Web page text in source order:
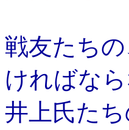
戦友たち
ければな
井上氏た